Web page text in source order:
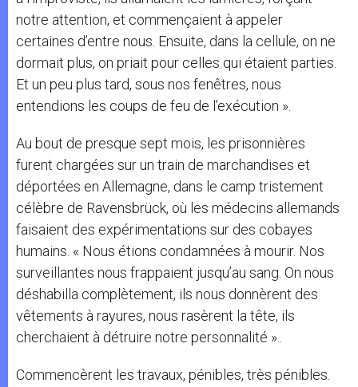
notre attention, et commençaient à appeler
certaines d’entre nous. Ensuite, dans la cellule, on ne
dormait plus, on priait pour celles qui étaient parties.
Et un peu plus tard, sous nos fenêtres, nous
entendions les coups de feu de l’exécution ».
Au bout de presque sept mois, les prisonnières
furent chargées sur un train de marchandises et
déportées en Allemagne, dans le camp tristement
célèbre de Ravensbrück, où les médecins allemands
faisaient des expérimentations sur des cobayes
humains. « Nous étions condamnées à mourir. Nos
surveillantes nous frappaient jusqu’au sang. On nous
déshabilla complètement, ils nous donnèrent des
vêtements à rayures, nous rasèrent la tête, ils
cherchaient à détruire notre personnalité »..
Commencèrent les travaux, pénibles, très pénibles.